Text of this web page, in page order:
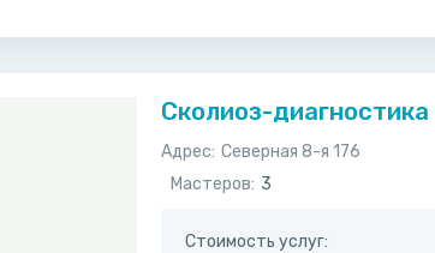
Сколиоз-диагностика
Адрес: ​Северная 8-я 176
Мастеров: 3
Стоимость услуг: